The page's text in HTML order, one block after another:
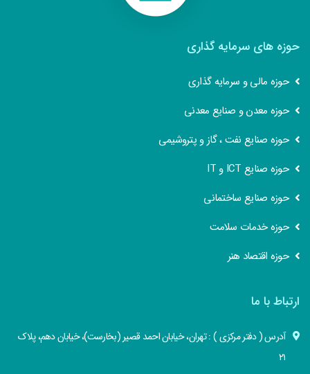
حوزه های سرمایه گذاری
حوزه مالی و سرمایه گذاری
حوزه معدن و صنایع معدنی
حوزه صنایع نفت ، گاز و پتروشیمی
حوزه صنایع ICT و IT
حوزه صنایع ساختمانی
حوزه خدمات سلامت
حوزه اقتصاد هنر
ارتباط با ما
آدرس ( دفتر مرکزی ) : تهران، خیابان احمد قصیر (بخارست)، خیابان دهم، پلاک
۲۱